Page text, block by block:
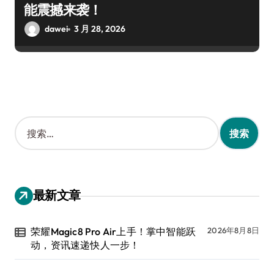
能震撼来袭！
dawei 3 月 28, 2026
搜
索
：
最新文章
荣耀Magic8 Pro Air上手！掌中智能跃
动，资讯速递快人一步！
2026年8月8日